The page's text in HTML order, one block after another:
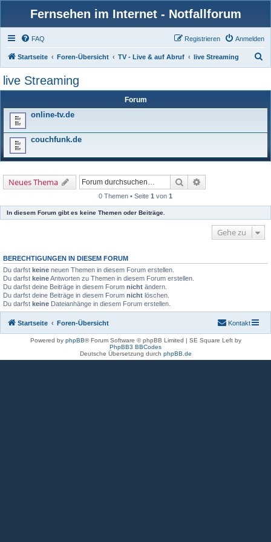
Fernsehen im Internet - Notfallforum
FAQ Anmelden
Registrieren
Startseite Foren-Übersicht TV - Live & auf Abruf live Streaming
live Streaming
Forum
online-tv.de
couchfunk.de
Neues Thema Suche
0 Themen • Seite 1 von 1
In diesem Forum gibt es keine Themen oder Beiträge.
Gehe zu
BERECHTIGUNGEN IN DIESEM FORUM
Du darfst keine neuen Themen in diesem Forum erstellen.
Du darfst keineAntworten zu Themen in diesem Forum erstellen.
Du darfst deine Beiträge in diesem Forum nicht ändern.
Du darfst deine Beiträge in diesem Forum nicht löschen.
Du darfst keine Dateianhänge in diesem Forum erstellen.
Startseite Foren-Übersicht Kontakt
Powered by phpBB® Forum Software © phpBB Limited | SE Square Left by
PhpBB3 BBCodes
Deutsche Übersetzung durch phpBB.de